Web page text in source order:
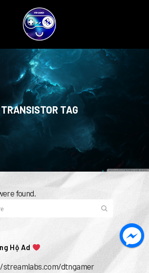
TRANSISTOR TAG
found.
Hộ Ad
dtngamer